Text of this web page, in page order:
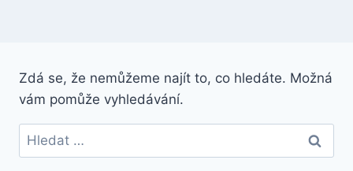
Zdá se, že nemůžeme najít to, co hledáte. Možná
vám pomůže vyhledávání.
Vyhledávání